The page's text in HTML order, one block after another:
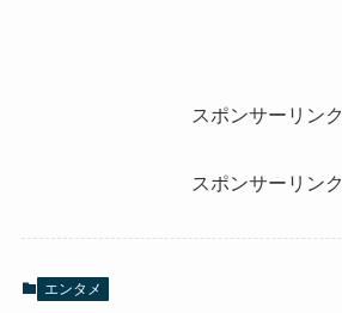
スポンサーリンク
スポンサーリンク
エンタメ